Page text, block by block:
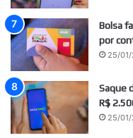
Bolsa
por
25/
Saque
R$
25/